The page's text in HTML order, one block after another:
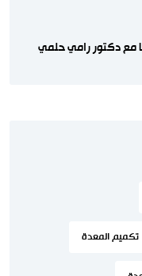
مع دكتور رامي حلمي
تكميم المعدة